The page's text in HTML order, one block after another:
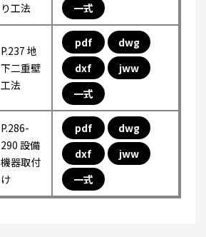
り工法
一式
P.237 地
下二重壁
工法
pdf
dwg
dxf
jww
一式
P.286-
290 設備
機器取付
け
pdf
dwg
dxf
jww
一式